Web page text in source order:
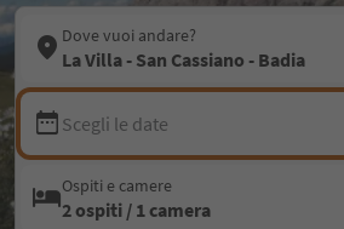
Dove vuoi andare?
La Villa - San Cassiano - Badia
Scegli le date
Ospiti e camere
2 ospiti / 1 camera